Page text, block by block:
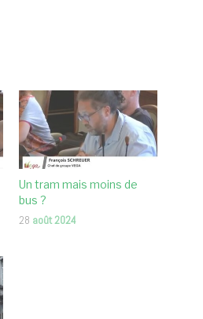
Un tram mais moins de
bus ?
28 août 2024